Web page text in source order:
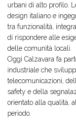
urbani di alto profilo.
design italiano e
tra funzionalità,
di rispondere alle
delle comunità locali.
Oggi Calzavara fa
industriale che
telecomunicazioni,
safety e della
orientato alla qualità,
periodo.